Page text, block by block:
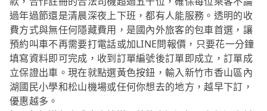
過年過節還是清晨深夜上下班，都有人能服務。透明的收
費方式與無任何隱藏費用，是國內外旅客的包車首選，讓
預約叫車不再需要打電話或加LINE問報價，只要花一分鐘
填寫資料即可完成，收到訂單編號後訂單即成立，訂單成
立保證出車。現在就點選黃色按鈕，輸入新竹市香山區內
湖國民小學和松山機場或任何你想去的地方，越早下訂，
優惠越多。